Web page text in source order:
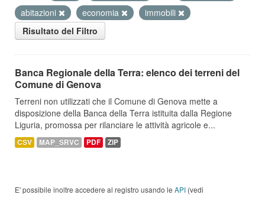
abitazioni
economia
immobili
Risultato del Filtro
Banca Regionale della Terra: elenco dei terreni del
Comune di Genova
Terreni non utilizzati che il Comune di Genova mette a
disposizione della Banca della Terra istituita dalla Regione
Liguria, promossa per rilanciare le attività agricole e...
CSV MAP_SRVC PDF ZIP
E' possibile inoltre accedere al registro usando le API (vedi